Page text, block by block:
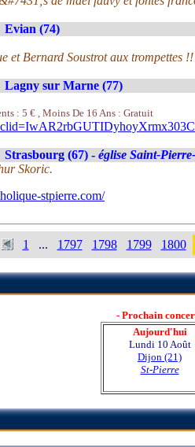
Evian (74)
et Bernard Soustrot aux trompettes !!
Lagny sur Marne (77)
: 5 € , Moins De 16 Ans : Gratuit
Strasbourg (67) - église Saint-
Skoric.
stpierre.com/
1 ... 1797 1798 1799 1800
- Prochain
Aujourd'hui
Lundi 10 Août
Dijon (21)
St-Pierre